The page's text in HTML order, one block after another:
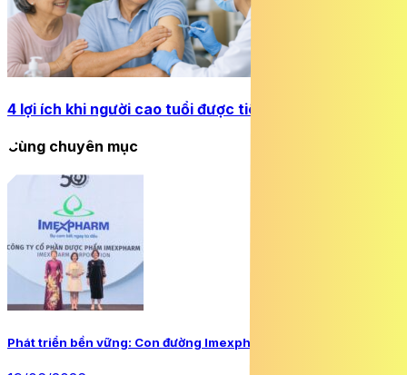
4 lợi ích khi người cao tuổi được tiêm phòng đầy đủ
Cùng chuyên mục
Phát triển bền vững: Con đường Imexpharm đã chọn